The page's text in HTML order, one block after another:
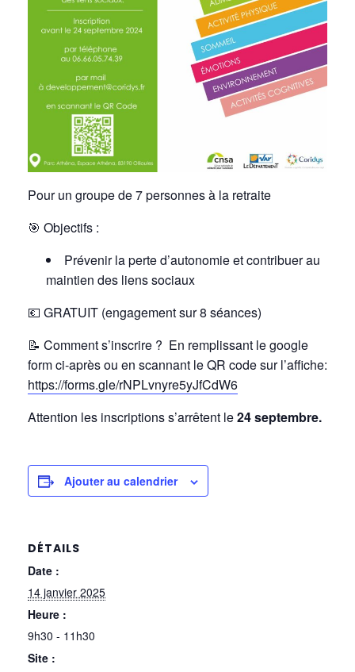
Pour un groupe de 7 personnes à la retraite
🎯 Objectifs :
Prévenir la perte d’autonomie et contribuer au
maintien des liens sociaux
💶 GRATUIT (engagement sur 8 séances)
📝 Comment s’inscrire ? En remplissant le google
form ci-après ou en scannant le QR code sur l’affiche:
https://forms.gle/rNPLvnyre5yJfCdW6
Attention les inscriptions s’arrêtent le24 septembre.
Ajouter au calendrier
DÉTAILS
Date :
14 janvier 2025
Heure :
9h30 - 11h30
Site :